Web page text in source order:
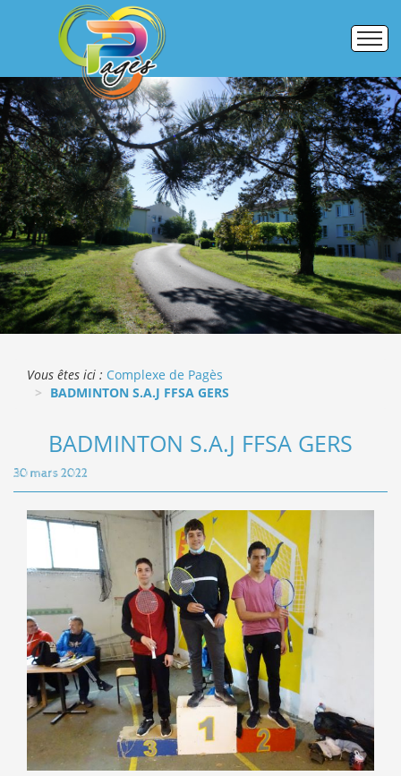
Accueil
Établissements
Pôle formation
Activités commerciales
Galerie photos
ERASMUS +
Vous êtes ici : Complexe de Pagès
BADMINTON S.A.J FFSA GERS
BADMINTON S.A.J FFSA GERS
30 mars 2022